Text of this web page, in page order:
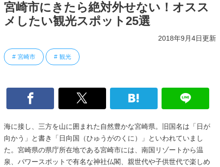
宮崎市にきたら絶対外せない！オスス
メしたい観光スポット25選
2018年9月4日更新
宮崎市 観光
海に接し、三方を山に囲まれた自然豊かな宮崎県。旧国名は「日が
向かう」と書き「日向国（ひゅうがのくに）」といわれていまし
た。宮崎県の県庁所在地である宮崎市には、南国リゾートから温
泉、パワースポットで有名な神社仏閣、親世代や子供世代で楽しめ